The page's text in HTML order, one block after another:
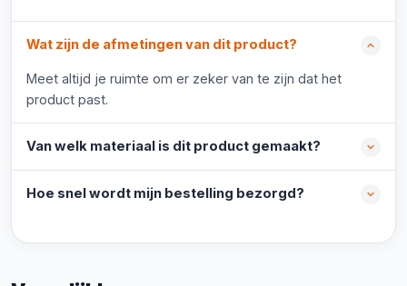
Wat zijn de afmetingen van dit product?
Meet altijd je ruimte om er zeker van te zijn dat het
product past.
Van welk materiaal is dit product gemaakt?
Hoe snel wordt mijn bestelling bezorgd?